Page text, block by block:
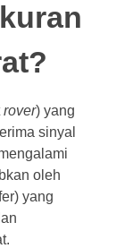
rover) yang
sinyal
oleh
yang